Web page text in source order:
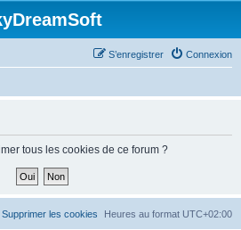
Connexion
S’enregistrer
tous les cookies de ce forum ?
Heures au format UTC+02:00
Supprimer les cookies